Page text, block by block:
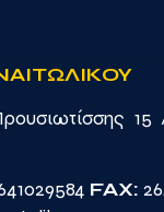
15
FAX: